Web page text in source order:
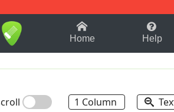
1-9 B
Home Help
1 Column